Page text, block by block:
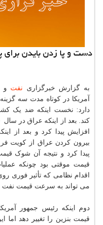
دست و پا زدن بایدن برای
به گزارش خبرگزاری نفت و
آمریکا در کوتاه مدت سه
دارد: نخست اینکه ضد یک
افزایش پیدا کرد و بعد از
بیرون کردن عراق از کویت
قیمت موقتی بود چونکه
اقدام نظامی که تأثیر فوری
می تواند به سرعت قیمت نفت و
دوم اینکه رئیس جمهور آمریکا
قیمت بنزین را تغییر دهد اما